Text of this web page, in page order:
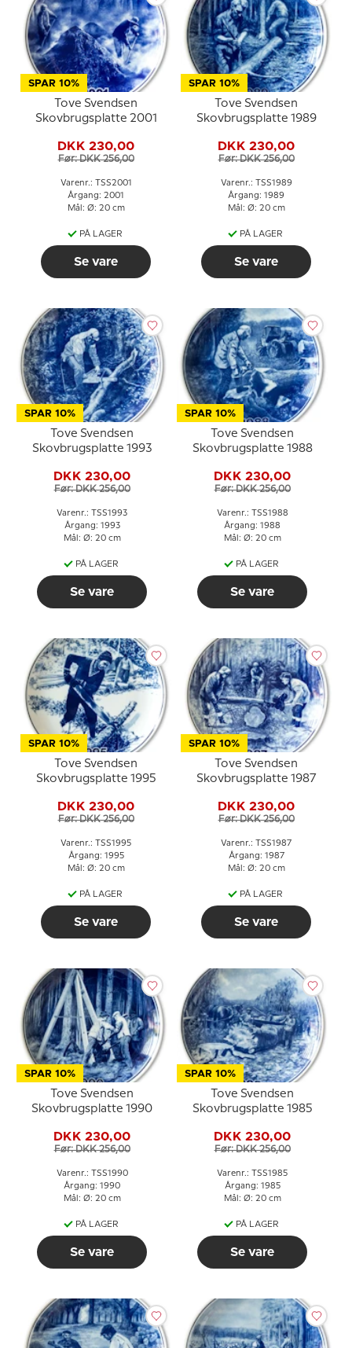
SPAR 10%
Tove Svendsen
Skovbrugsplatte 2001
DKK 230,00
Før: DKK 256,00
Varenr.: TSS2001
Årgang: 2001
Mål: Ø: 20 cm
PÅ LAGER
Se vare
SPAR 10%
Tove Svendsen
Skovbrugsplatte 1989
DKK 230,00
Før: DKK 256,00
Varenr.: TSS1989
Årgang: 1989
Mål: Ø: 20 cm
PÅ LAGER
Se vare
SPAR 10%
Tove Svendsen
Skovbrugsplatte 1993
DKK 230,00
Før: DKK 256,00
Varenr.: TSS1993
Årgang: 1993
Mål: Ø: 20 cm
PÅ LAGER
Se vare
SPAR 10%
Tove Svendsen
Skovbrugsplatte 1988
DKK 230,00
Før: DKK 256,00
Varenr.: TSS1988
Årgang: 1988
Mål: Ø: 20 cm
PÅ LAGER
Se vare
SPAR 10%
Tove Svendsen
Skovbrugsplatte 1995
DKK 230,00
Før: DKK 256,00
Varenr.: TSS1995
Årgang: 1995
Mål: Ø: 20 cm
PÅ LAGER
Se vare
SPAR 10%
Tove Svendsen
Skovbrugsplatte 1987
DKK 230,00
Før: DKK 256,00
Varenr.: TSS1987
Årgang: 1987
Mål: Ø: 20 cm
PÅ LAGER
Se vare
SPAR 10%
Tove Svendsen
Skovbrugsplatte 1990
DKK 230,00
Før: DKK 256,00
Varenr.: TSS1990
Årgang: 1990
Mål: Ø: 20 cm
PÅ LAGER
Se vare
SPAR 10%
Tove Svendsen
Skovbrugsplatte 1985
DKK 230,00
Før: DKK 256,00
Varenr.: TSS1985
Årgang: 1985
Mål: Ø: 20 cm
PÅ LAGER
Se vare